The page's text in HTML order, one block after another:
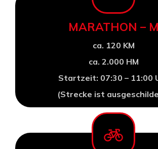
MARATHON – M
ca. 120 KM
ca. 2.000 HM
Startzeit: 07:30 – 11:00
(Strecke ist